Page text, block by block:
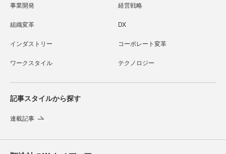
事業開発 経営戦略
組織変革 DX
インダストリー コーポレート変革
ワークスタイル テクノロジー
記事スタイルから探す
連載記事